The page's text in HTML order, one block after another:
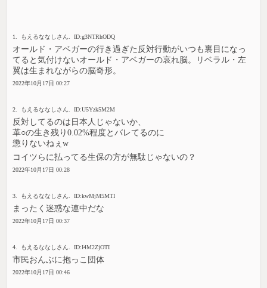
1. もえるななしさん. ID:g3NTRhODQ
オールド・アベガーの行き過ぎた反対行動がいつも裏目になっ
てると気付けないオールド・アベガーの哀れ脳。リベラル・左
翼は生まれながらの脳奇形。
2022年10月17日 00:27
2. もえるななしさん. ID:U5Yzk5M2M
反対してるのは日本人じゃないか、
革○の生き残り0.02%程度とバレてるのに
懲りないねぇw
コイツらに払ってる生保の方が無駄じゃないの？
2022年10月17日 00:28
3. もえるななしさん. ID:kwMjM5MTI
まったく迷惑な連中だな
2022年10月17日 00:37
4. もえるななしさん. ID:I4M2ZjOTI
市民おんぶに抱っこ団体
2022年10月17日 00:46